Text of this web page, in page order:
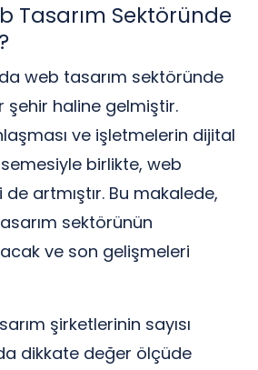
Tasarım Sektöründe
web tasarım sektöründe
şehir haline gelmiştir.
ve işletmelerin dijital
birlikte, web
artmıştır. Bu makalede,
sektörünün
ve son gelişmeleri
şirketlerinin sayısı
dikkate değer ölçüde